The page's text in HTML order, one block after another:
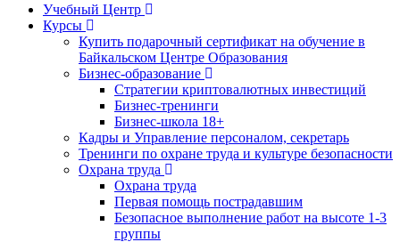
Учебный Центр
Курсы
Купить подарочный сертификат на обучение в
Байкальском Центре Образования
Бизнес-образование
Стратегии криптовалютных инвестиций
Бизнес-тренинги
Бизнес-школа 18+
Кадры и Управление персоналом, секретарь
Тренинги по охране труда и культуре безопасности
Охрана труда
Охрана труда
Первая помощь пострадавшим
Безопасное выполнение работ на высоте 1-3
группы